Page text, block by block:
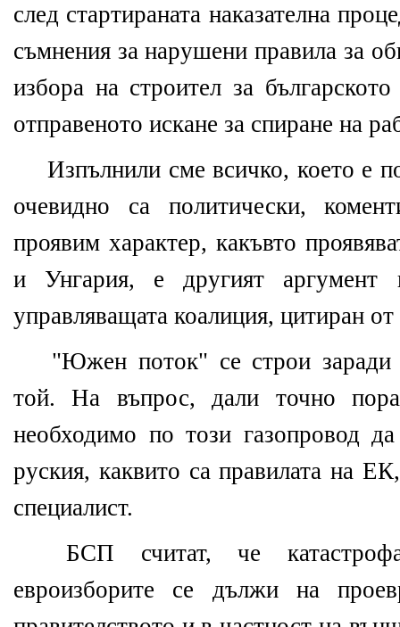
след стартираната наказателна
съмнения за нарушени правила за
избора на строител за
отправеното искане за спиране на
Изпълнили сме всичко, което е
очевидно са политически,
проявим характер, какъвто
и Унгария, е другият аргумент
управляващата коалиция, цитиран
"Южен поток" се строи заради
той. На въпрос, дали точно
необходимо по този газопровод
руския, каквито са правилата на
специалист.
БСП считат, че
евроизборите се дължи на